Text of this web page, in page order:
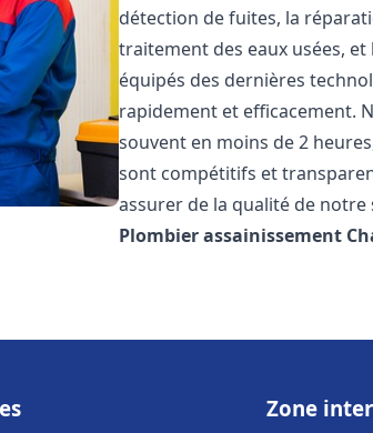
détection de fuites, la
traitement des eaux usées,
équipés des dernières
rapidement et efficacement.
souvent en moins de 2
sont compétitifs et
assurer de la qualité de notre
Plombier assainissement
Zone